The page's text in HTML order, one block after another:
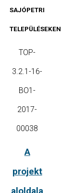
SAJÓPETRI
TELEPÜLÉSEKEN
TOP-
3.2.1-16-
BO1-
2017-
00038
A
projekt